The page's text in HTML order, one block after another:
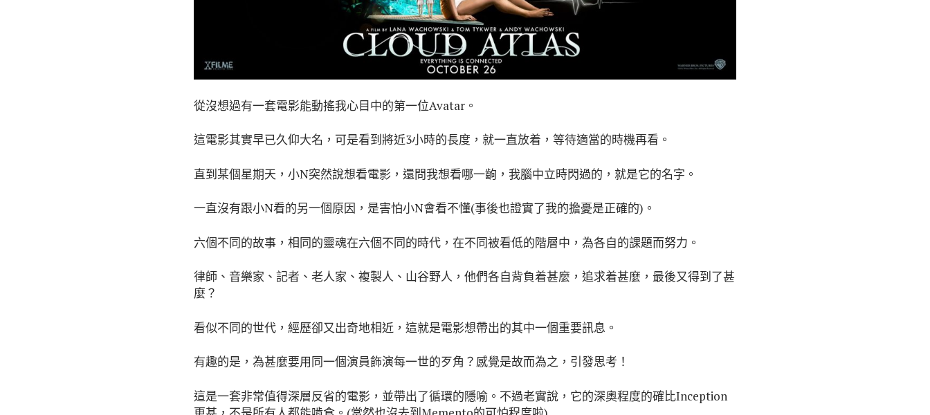
從沒想過有一套電影能動搖我心目中的第一位Avatar。
這電影其實早已久仰大名，可是看到將近3小時的長度，就一直放着，等待適當的時機再看。
直到某個星期天，小N突然說想看電影，還問我想看哪一齣，我腦中立時閃過的，就是它的名字。
一直沒有跟小N看的另一個原因，是害怕小N會看不懂(事後也證實了我的擔憂是正確的)。
六個不同的故事，相同的靈魂在六個不同的時代，在不同被看低的階層中，為各自的課題而努力。
律師、音樂家、記者、老人家、複製人、山谷野人，他們各自背負着甚麼，追求着甚麼，最後又得到了甚
麼？
看似不同的世代，經歷卻又出奇地相近，這就是電影想帶出的其中一個重要訊息。
有趣的是，為甚麼要用同一個演員飾演每一世的歹角？感覺是故而為之，引發思考！
這是一套非常值得深層反省的電影，並帶出了循環的隱喻。不過老實說，它的深奧程度的確比Inception